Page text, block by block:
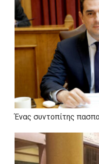
τμήμα
Τη συλλογή
τους
Τις ποιητικές
Παρασκευής»,
χάικου», και
Γαβριηλίδης και
Ένας συντοπίτης